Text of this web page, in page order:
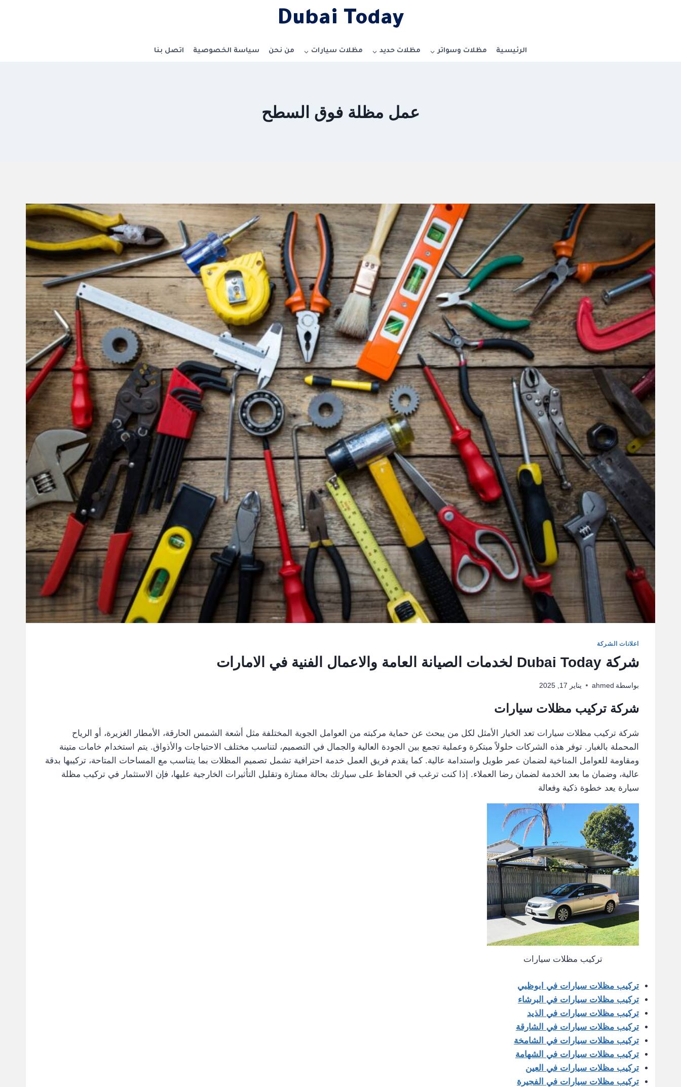
Dubai Today
الرئيسية مظلات وسواتر مظلات حديد مظلات سيارات من نحن سياسة الخصوصية اتصل بنا
عمل مظلة فوق السطح
اعلانات الشركة
شركة Dubai Today لخدمات الصيانة العامة والاعمال الفنية في الامارات
بواسطة ahmed يناير 17, 2025
شركة تركيب مظلات سيارات
شركة تركيب مظلات سيارات تعد الخيار الأمثل لكل من يبحث عن حماية مركبته من العوامل الجوية المختلفة مثل أشعة الشمس الحارقة، الأمطار الغزيرة، أو الرياح
المحملة بالغبار. توفر هذه الشركات حلولاً مبتكرة وعملية تجمع بين الجودة العالية والجمال في التصميم، لتناسب مختلف الاحتياجات والأذواق. يتم استخدام خامات متينة
ومقاومة للعوامل المناخية لضمان عمر طويل واستدامة عالية. كما يقدم فريق العمل خدمة احترافية تشمل تصميم المظلات بما يتناسب مع المساحات المتاحة، تركيبها بدقة
عالية، وضمان ما بعد الخدمة لضمان رضا العملاء. إذا كنت ترغب في الحفاظ على سيارتك بحالة ممتازة وتقليل التأثيرات الخارجية عليها، فإن الاستثمار في تركيب مظلة
سيارة يعد خطوة ذكية وفعالة
تركيب مظلات سيارات
تركيب مظلات سيارات في ابوظبي
تركيب مظلات سيارات في البرشاء
تركيب مظلات سيارات في الذيد
تركيب مظلات سيارات في الشارقة
تركيب مظلات سيارات في الشامخة
تركيب مظلات سيارات في الشهامة
تركيب مظلات سيارات في العين
تركيب مظلات سيارات في الفجيرة